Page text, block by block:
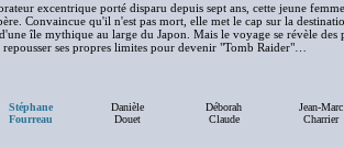
excentrique porté disparu depuis sept ans, cette jeune femme
Convaincue qu'il n'est pas mort, elle met le cap sur la
île mythique au large du Japon. Mais le voyage se révèle des
ses propres limites pour devenir "Tomb Raider"…
Stéphane
Fourreau
Danièle
Douet
Déborah
Claude
Jean-Marc
Charrier